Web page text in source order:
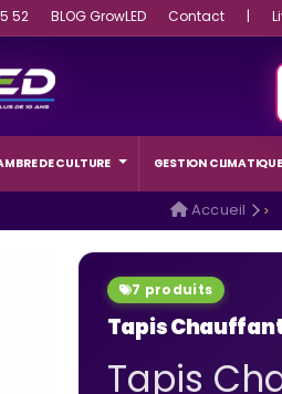
52 BLOG GrowLED Contact |
DE CULTURE GESTION CLIMATIQUE
Accueil
7 produits
Tapis
Tapis